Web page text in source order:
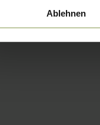
Ablehnen